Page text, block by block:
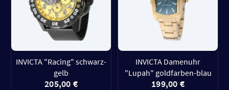
INVICTA "Racing" schwarz-
gelb
205,00 €
INVICTA Damenuhr
"Lupah" goldfarben-blau
199,00 €